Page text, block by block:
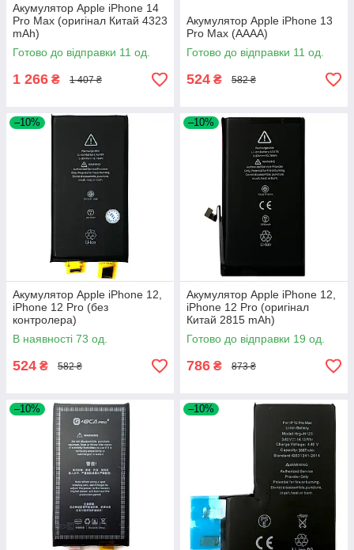
Акумулятор Apple iPhone 14
Pro Max (оригінал Китай 4323
mAh)
Готово до відправки 11 од.
1 266 ₴ 1 407 ₴
Акумулятор Apple iPhone 13
Pro Max (AAAA)
Готово до відправки 11 од.
524 ₴ 582 ₴
–10%
Акумулятор Apple iPhone 12,
iPhone 12 Pro (без
контролера)
В наявності 73 од.
524 ₴ 582 ₴
–10%
Акумулятор Apple iPhone 12,
iPhone 12 Pro (оригінал
Китай 2815 mAh)
Готово до відправки 19 од.
786 ₴ 873 ₴
–10% –10%